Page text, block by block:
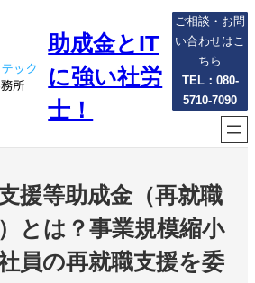
助成金とIT
に強い社労
士！
ご相談・お問
い合わせはこ
ちら
TEL：080-
5710-7090
援等助成金（再就職
とは？事業規模縮小
員の再就職支援を委